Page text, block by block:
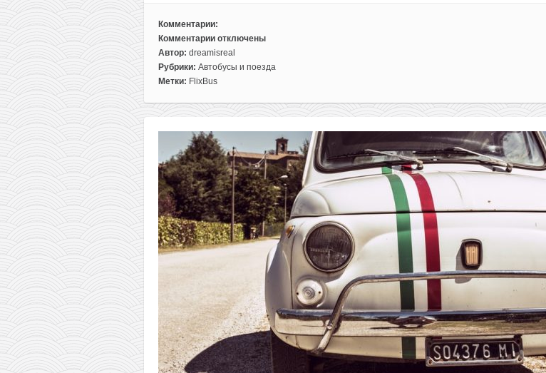
Комментарии:
Комментарии
к
записи
Поездки
Flixbus
всего
от
2€
за
билет
отключены
Автор: dreamisreal
Рубрики: Автобусы и поезда
Метки: FlixBus